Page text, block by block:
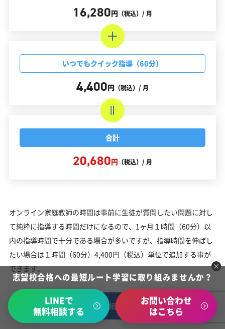
16,280円 （税込）/ 月
いつでもクイック指導（60分）
4,400円 （税込）/ 月
合計
20,680円 （税込）/ 月
オンライン家庭教師の時間は事前に生徒が質問したい問題に対し
て純粋に指導する時間だけになるので、1ヶ月１時間（60分）以
内の指導時間で十分である場合が多いですが、指導時間を伸ばし
たい場合は１時間（60分）4,400円（税込）単位で追加する事が
できます。
料金の詳細はこちら
志望校合格への最短ルート学習に取り組みませんか？
LINEで
無料相談する
お問い合わせ
はこちら